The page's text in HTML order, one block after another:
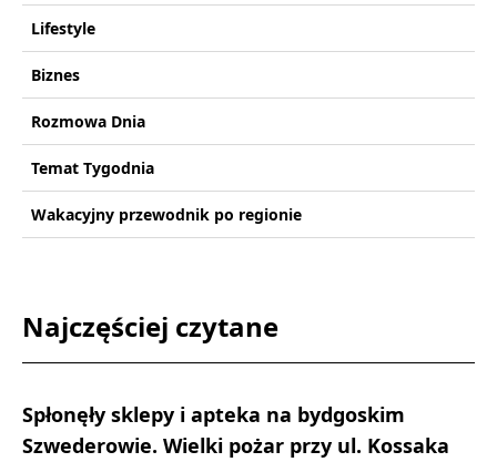
Lifestyle
Biznes
Rozmowa Dnia
Temat Tygodnia
Wakacyjny przewodnik po regionie
Najczęściej czytane
Spłonęły sklepy i apteka na bydgoskim
Szwederowie. Wielki pożar przy ul. Kossaka